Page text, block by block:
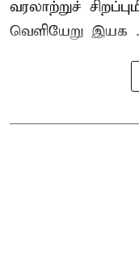
வரலாற்றுச்
வெளியேறு இயக